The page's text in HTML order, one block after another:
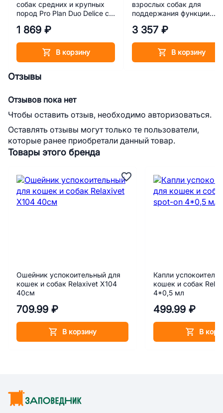
собак средних и крупных
пород Pro Plan Duo Delice с
1 869 ₽
В корзину
взрослых собак для
поддержания функции
хронической болезни
3 357 ₽
В корзину
Товары этого бренда
Ошейник успокоительный для
кошек и собак Relaxivet X104
40см
709.99 ₽
В корзину
Капли
кошек и собак
4*0,5 мл
499.99 ₽
В
Отзывы
Отзывов пока нет
Чтобы оставить отзыв, необходимо авторизоваться.
Оставлять отзывы могут только те пользователи,
которые ранее приобретали данный товар.